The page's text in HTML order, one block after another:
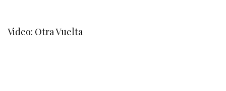
Video: Otra Vuelta